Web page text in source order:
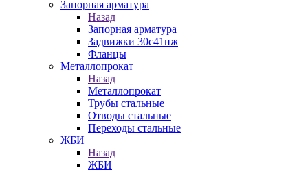
Запорная арматура
Назад
Запорная арматура
Задвижки 30с41нж
Фланцы
Металлопрокат
Назад
Металлопрокат
Трубы стальные
Отводы стальные
Переходы стальные
ЖБИ
Назад
ЖБИ